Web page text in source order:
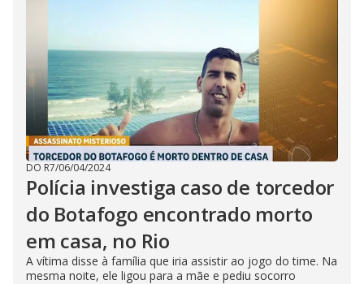
DO R7/06/04/2024
Polícia investiga caso de torcedor
do Botafogo encontrado morto
em casa, no Rio
A vítima disse à família que iria assistir ao jogo do time. Na
mesma noite, ele ligou para a mãe e pediu socorro